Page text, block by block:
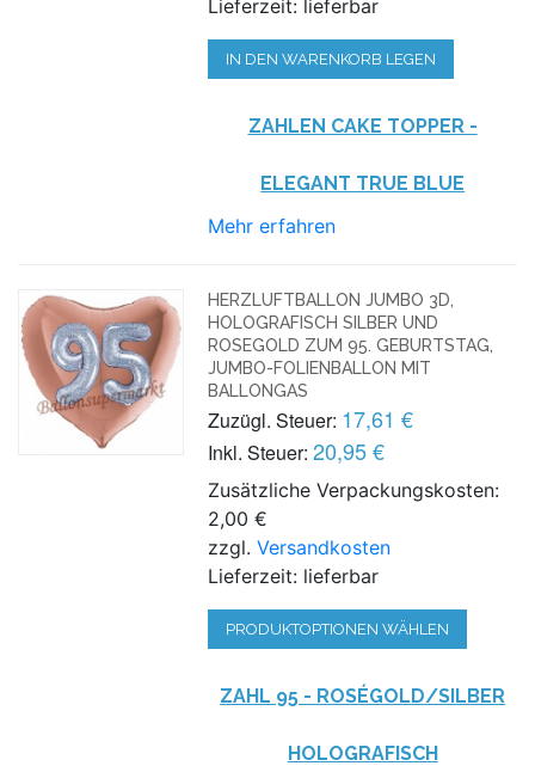
Lieferzeit: lieferbar
IN DEN WARENKORB LEGEN
ZAHLEN CAKE TOPPER-
ELEGANT TRUE BLUE
Mehr erfahren
HERZLUFTBALLON JUMBO 3D,
HOLOGRAFISCH SILBER UND
ROSEGOLD ZUM 95. GEBURTSTAG,
JUMBO-FOLIENBALLON MIT
BALLONGAS
Zuzügl. Steuer: 17,61 €
Inkl. Steuer: 20,95 €
Zusätzliche Verpackungskosten:
2,00 €
zzgl.Versandkosten
Lieferzeit: lieferbar
PRODUKTOPTIONEN WÄHLEN
ZAHL 95 - ROSÉGOLD/SILBER
HOLOGRAFISCH